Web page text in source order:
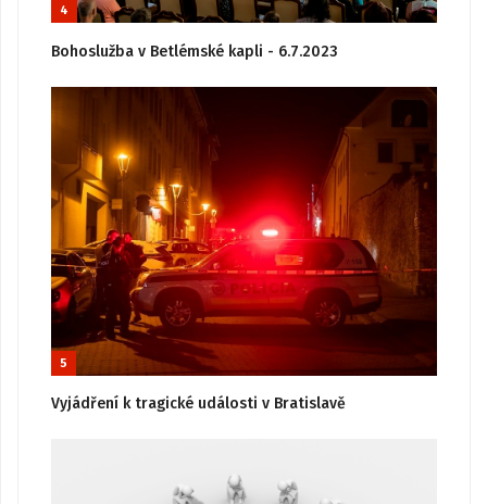
4
Bohoslužba v Betlémské kapli - 6.7.2023
5
Vyjádření k tragické události v Bratislavě